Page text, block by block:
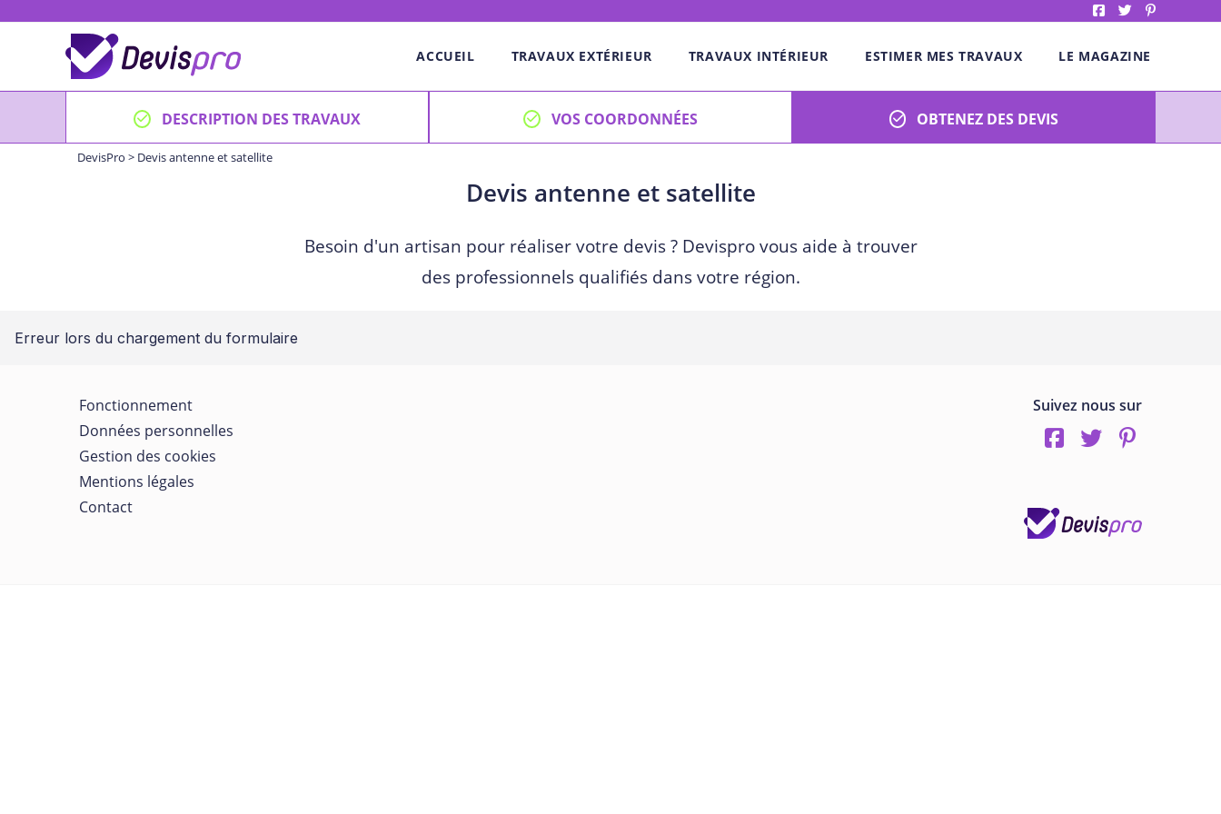
ACCUEIL TRAVAUX EXTÉRIEUR TRAVAUX INTÉRIEUR ESTIMER MES TRAVAUX LE MAGAZINE
DESCRIPTION DES TRAVAUX VOS COORDONNÉES OBTENEZ DES DEVIS
DevisPro > Devis antenne et satellite
Devis antenne et satellite
Besoin d'un artisan pour réaliser votre devis ? Devispro vous aide à trouver
des professionnels qualifiés dans votre région.
Erreur lors du chargement du formulaire
Fonctionnement
Données personnelles
Gestion des cookies
Mentions légales
Contact
Suivez nous sur